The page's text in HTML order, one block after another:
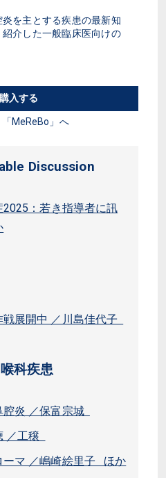
を主とする疾患の最新知
介した一般臨床医向けの
購入する
MeReBo」へ
Discussion
：若き指導者に訊
展開中 ／川島佳代子
科疾患
炎 ／保富宗城
／工穣
マ ／嶋崎絵里子 ほか